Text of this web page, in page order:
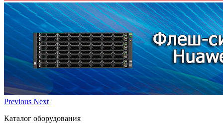
Previous Next
Каталог оборудования